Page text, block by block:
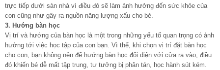
trực tiếp dưới sàn nhà vì điều đó sẽ làm ảnh hưởng đến sức khỏe của
con cũng như gây ra nguồn năng lượng xấu cho bé.
3. Hướng bàn học
Vị trí và hướng của bàn học là một trong những yếu tố quan trọng có ảnh
hưởng tới việc học tập của con bạn. Vì thế, khi chọn vị trí đặt bàn học
cho con, bạn không nên để hướng bàn học đối diện với cửa ra vào, điều
đó khiến bé dễ mất tập trung, tư tưởng bị phân tán, học hành sút kém.